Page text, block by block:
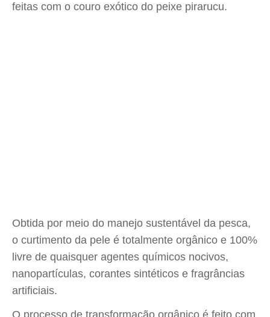
feitas com o couro exótico do peixe pirarucu.
Obtida por meio do manejo sustentável da pesca,
o curtimento da pele é totalmente orgânico e 100%
livre de quaisquer agentes químicos nocivos,
nanopartículas, corantes sintéticos e fragrâncias
artificiais.
O processo de transformação orgânico é feito com